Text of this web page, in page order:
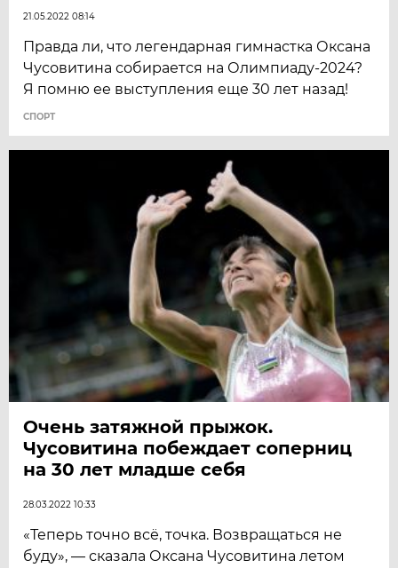
21.05.2022 08:14
Правда ли, что легендарная гимнастка Оксана
Чусовитина собирается на Олимпиаду-2024?
Я помню ее выступления еще 30 лет назад!
СПОРТ
Очень затяжной прыжок.
Чусовитина побеждает соперниц
на 30 лет младше себя
28.03.2022 10:33
«Теперь точно всё, точка. Возвращаться не
буду», — сказала Оксана Чусовитина летом